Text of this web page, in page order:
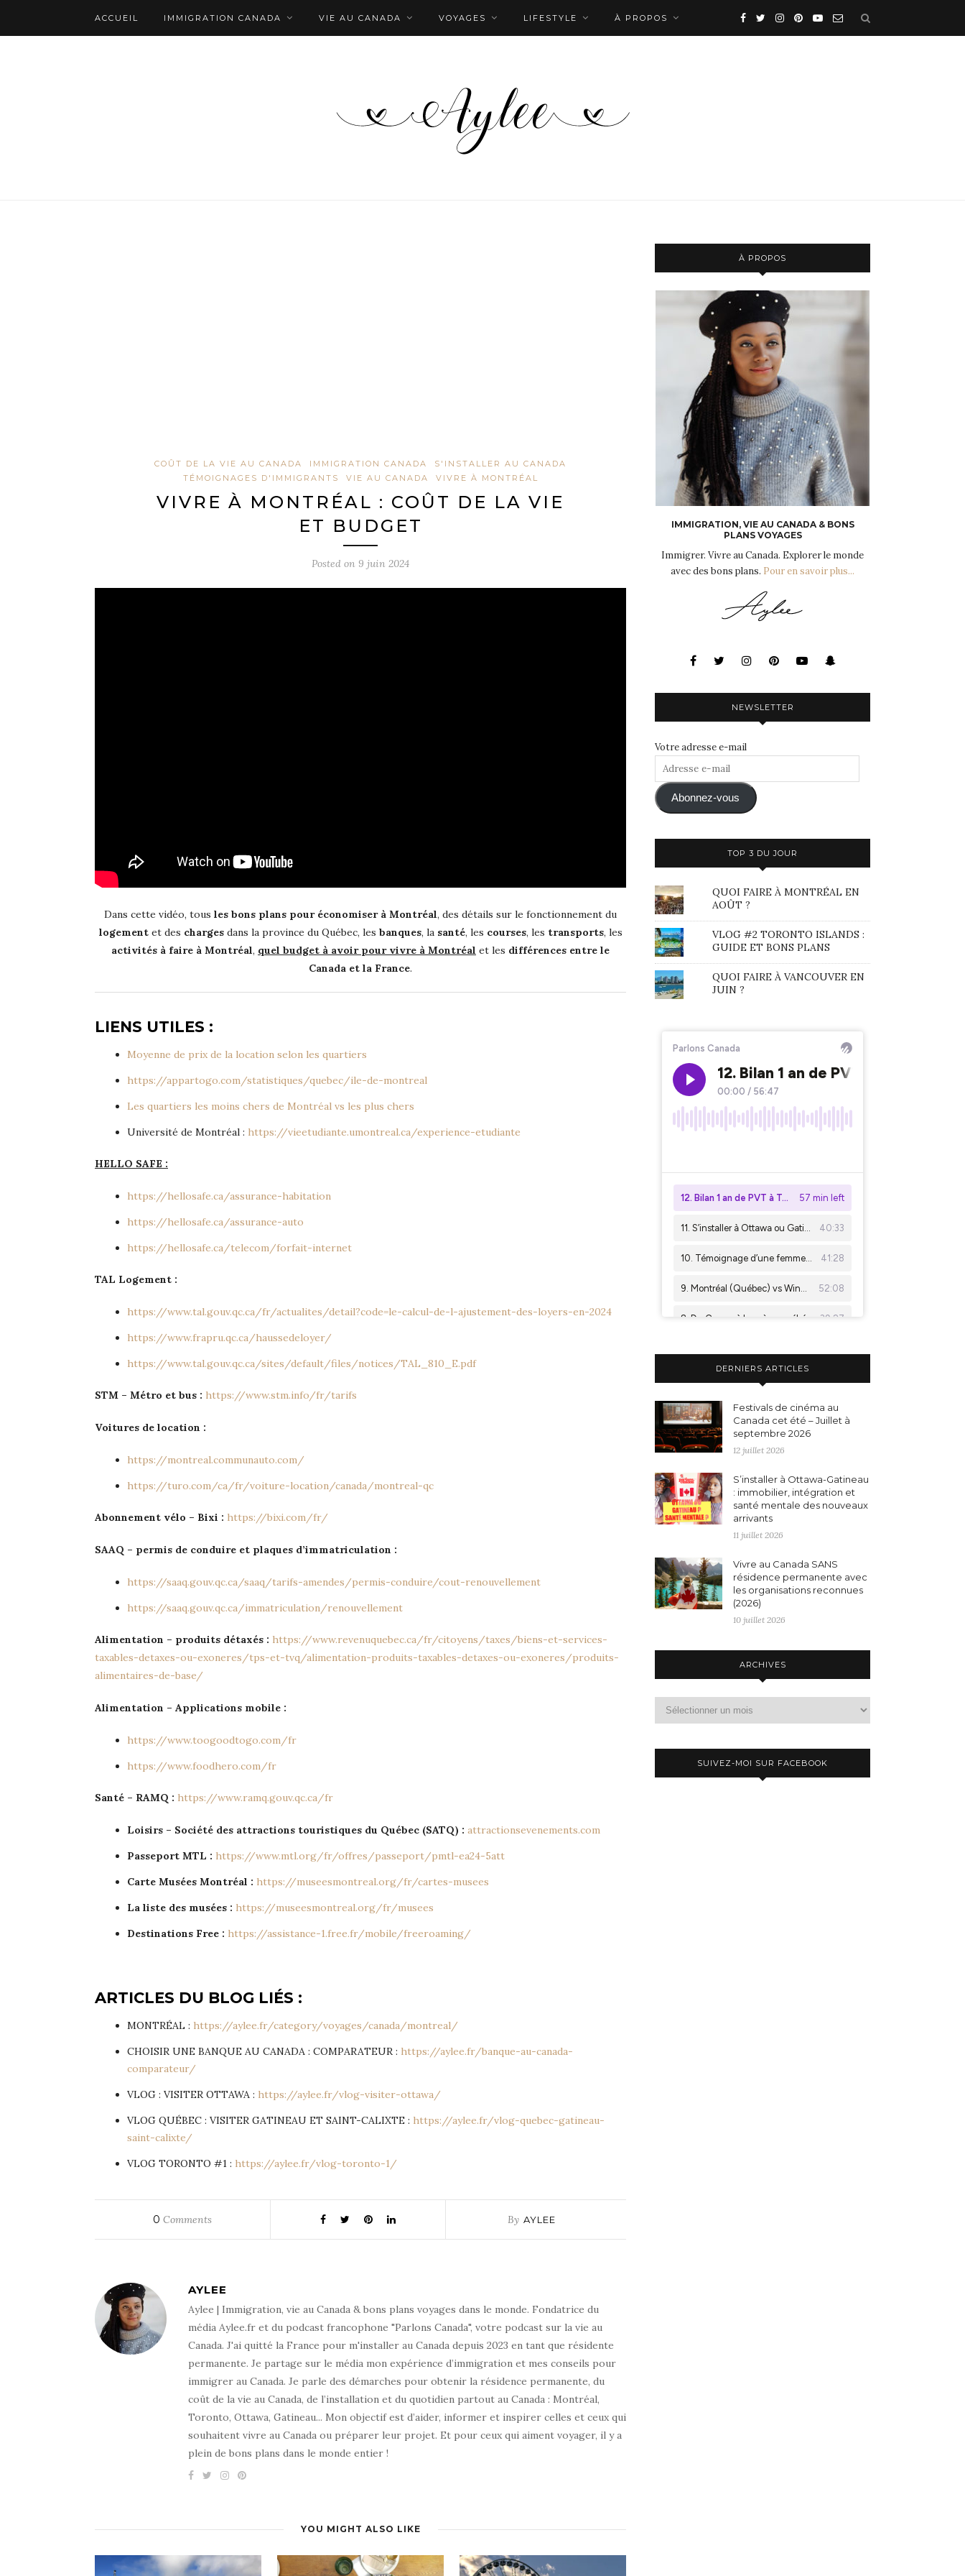
ACCUEIL IMMIGRATION CANADA VIE AU CANADA VOYAGES LIFESTYLE À PROPOS
COÛT DE LA VIE AU CANADA IMMIGRATION CANADA
S'INSTALLER AU CANADA
TÉMOIGNAGES D'IMMIGRANTS
VIE AU CANADA VIVRE À MONTRÉAL
VIVRE À MONTRÉAL : COÛT DE LA VIE
ET BUDGET
Posted on 9 juin 2024
Dans cette vidéo, tous les bons plans pour économiser à Montréal, des détails sur le fonctionnement du
logement et des chargesdans la province du Québec, les banques, la santé, les courses, les transports, les
activités à faire à Montréal, quel budget à avoir pour vivre à Montréal et les différences entre le
Canada et la France.
LIENS UTILES :
Moyenne de prix de la location selon les quartiers
https://appartogo.com/statistiques/quebec/ile-de-montreal
Les quartiers les moins chers de Montréal vs les plus chers
Université de Montréal : https://vieetudiante.umontreal.ca/experience-etudiante
HELLO SAFE :
https://hellosafe.ca/assurance-habitation
https://hellosafe.ca/assurance-auto
https://hellosafe.ca/telecom/forfait-internet
TAL Logement :
https://www.tal.gouv.qc.ca/fr/actualites/detail?code=le-calcul-de-l-ajustement-des-loyers-en-2024
https://www.frapru.qc.ca/haussedeloyer/
https://www.tal.gouv.qc.ca/sites/default/files/notices/TAL_810_E.pdf
STM – Métro et bus : https://www.stm.info/fr/tarifs
Voitures de location :
https://montreal.communauto.com/
https://turo.com/ca/fr/voiture-location/canada/montreal-qc
Abonnement vélo – Bixi : https://bixi.com/fr/
SAAQ – permis de conduire et plaques d’immatriculation :
https://saaq.gouv.qc.ca/saaq/tarifs-amendes/permis-conduire/cout-renouvellement
https://saaq.gouv.qc.ca/immatriculation/renouvellement
Alimentation – produits détaxés : https://www.revenuquebec.ca/fr/citoyens/taxes/biens-et-services-
taxables-detaxes-ou-exoneres/tps-et-tvq/alimentation-produits-taxables-detaxes-ou-exoneres/produits-
alimentaires-de-base/
Alimentation – Applications mobile :
https://www.toogoodtogo.com/fr
https://www.foodhero.com/fr
Santé – RAMQ : https://www.ramq.gouv.qc.ca/fr
Loisirs – Société des attractions touristiques du Québec (SATQ) : attractionsevenements.com
Passeport MTL : https://www.mtl.org/fr/offres/passeport/pmtl-ea24-5att
Carte Musées Montréal : https://museesmontreal.org/fr/cartes-musees
La liste des musées : https://museesmontreal.org/fr/musees
Destinations Free : https://assistance-1.free.fr/mobile/freeroaming/
ARTICLES DU BLOG LIÉS :
MONTRÉAL : https://aylee.fr/category/voyages/canada/montreal/
CHOISIR UNE BANQUE AU CANADA : COMPARATEUR : https://aylee.fr/banque-au-canada-
comparateur/
VLOG : VISITER OTTAWA : https://aylee.fr/vlog-visiter-ottawa/
VLOG QUÉBEC : VISITER GATINEAU ET SAINT-CALIXTE : https://aylee.fr/vlog-quebec-gatineau-
saint-calixte/
VLOG TORONTO #1 : https://aylee.fr/vlog-toronto-1/
0 Comments By AYLEE
AYLEE
Aylee | Immigration, vie au Canada & bons plans voyages dans le monde. Fondatrice du
média Aylee.fr et du podcast francophone "Parlons Canada", votre podcast sur la vie au
Canada. J'ai quitté la France pour m'installer au Canada depuis 2023 en tant que résidente
permanente. Je partage sur le média mon expérience d’immigration et mes conseils pour
immigrer au Canada. Je parle des démarches pour obtenir la résidence permanente, du
coût de la vie au Canada, de l’installation et du quotidien partout au Canada : Montréal,
Toronto, Ottawa, Gatineau... Mon objectif est d’aider, informer et inspirer celles et ceux qui
souhaitent vivre au Canada ou préparer leur projet. Et pour ceux qui aiment voyager, il y a
plein de bons plans dans le monde entier !
YOU MIGHT ALSO LIKE
À PROPOS
IMMIGRATION, VIE AU CANADA & BONS
PLANS VOYAGES
Immigrer. Vivre au Canada. Explorer le monde
avec des bons plans. Pour en savoir plus...
NEWSLETTER
Votre adresse e-mail
Adresse
mail Abonnez-vous
TOP 3 DU JOUR
QUOI FAIRE À MONTRÉAL EN
AOÛT ?
VLOG #2 TORONTO ISLANDS :
GUIDE ET BONS PLANS
QUOI FAIRE À VANCOUVER EN
JUIN ?
DERNIERS ARTICLES
Festivals de cinéma au
Canada cet été – Juillet à
septembre 2026
12 juillet 2026
S’installer à Ottawa-Gatineau
: immobilier, intégration et
santé mentale des nouveaux
arrivants
11 juillet 2026
Vivre au Canada SANS
résidence permanente avec
les organisations reconnues
(2026)
10 juillet 2026
ARCHIVES
SUIVEZ-MOI SUR FACEBOOK